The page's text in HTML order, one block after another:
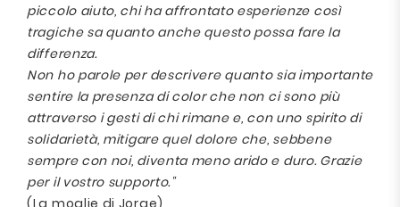
piccolo aiuto, chi ha affrontato esperienze così
tragiche sa quanto anche questo possa fare la
differenza.
Non ho parole per descrivere quanto sia importante
sentire la presenza di color che non ci sono più
attraverso i gesti di chi rimane e, con uno spirito di
solidarietà, mitigare quel dolore che, sebbene
sempre con noi, diventa meno arido e duro. Grazie
per il vostro supporto."